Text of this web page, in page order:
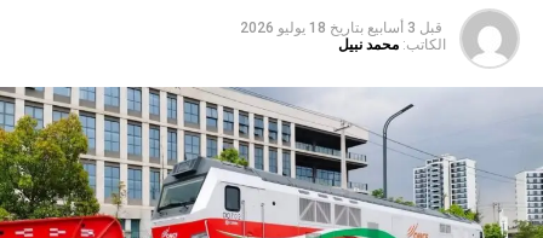
قبل 3 أسابيع بتاريخ 18 يوليو 2026
الكاتب: محمد نبيل